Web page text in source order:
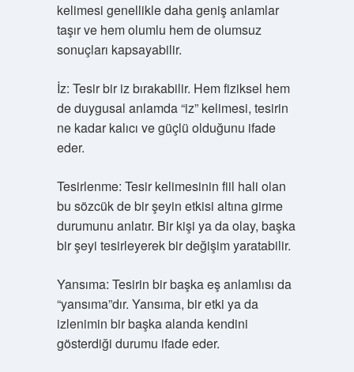
kelimesi genellikle daha geniş anlamlar
taşır ve hem olumlu hem de olumsuz
sonuçları kapsayabilir.
İz: Tesir bir iz bırakabilir. Hem fiziksel hem
de duygusal anlamda “iz” kelimesi, tesirin
ne kadar kalıcı ve güçlü olduğunu ifade
eder.
Tesirlenme: Tesir kelimesinin fiil hali olan
bu sözcük de bir şeyin etkisi altına girme
durumunu anlatır. Bir kişi ya da olay, başka
bir şeyi tesirleyerek bir değişim yaratabilir.
Yansıma: Tesirin bir başka eş anlamlısı da
“yansıma”dır. Yansıma, bir etki ya da
izlenimin bir başka alanda kendini
gösterdiği durumu ifade eder.